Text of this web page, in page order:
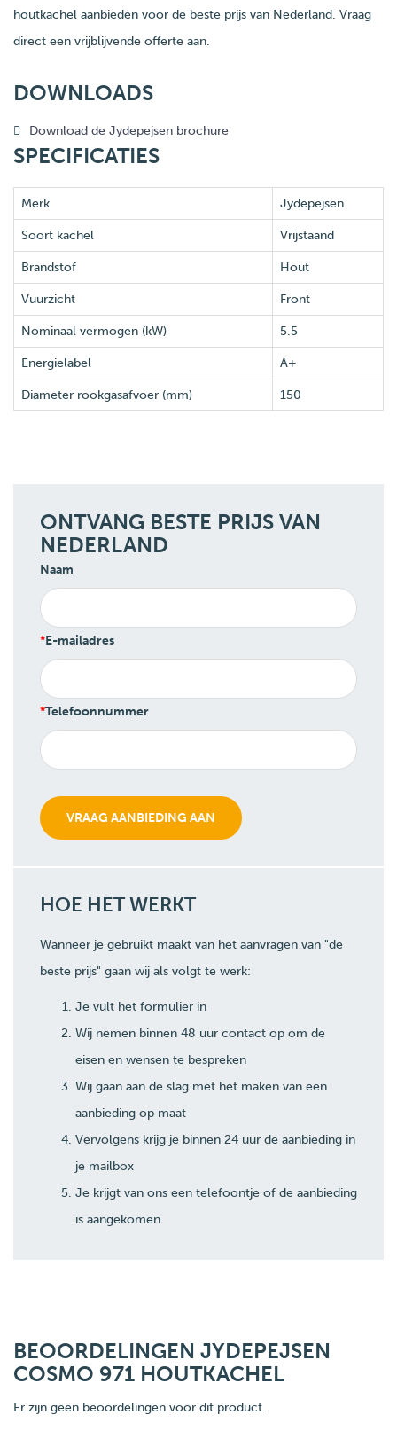
houtkachel aanbieden voor de beste prijs van Nederland. Vraag
direct een vrijblijvende offerte aan.
DOWNLOADS
Download de Jydepejsen brochure
SPECIFICATIES
Merk Jydepejsen
Soort kachel Vrijstaand
Brandstof Hout
Vuurzicht Front
Nominaal vermogen (kW) 5.5
Energielabel A+
Diameter rookgasafvoer (mm) 150
ONTVANG BESTE PRIJS VAN
NEDERLAND
Naam
E-mailadres
Telefoonnummer
HOE HET WERKT
Wanneer je gebruikt maakt van het aanvragen van "de
beste prijs" gaan wij als volgt te werk:
Je vult het formulier in
Wij nemen binnen 48 uur contact op om de
eisen en wensen te bespreken
Wij gaan aan de slag met het maken van een
aanbieding op maat
Vervolgens krijg je binnen 24 uur de aanbieding in
je mailbox
Je krijgt van ons een telefoontje of de aanbieding
is aangekomen
BEOORDELINGEN JYDEPEJSEN
COSMO 971 HOUTKACHEL
Er zijn geen beoordelingen voor dit product.